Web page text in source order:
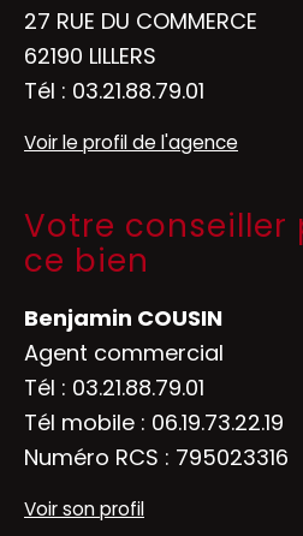
27 RUE DU COMMERCE
62190 LILLERS
Tél : 03.21.88.79.01
Voir le profil de l'agence
Votre conseiller
ce bien
Benjamin COUSIN
Agent commercial
Tél : 03.21.88.79.01
Tél mobile : 06.19.73.22.19
Numéro RCS : 795023316
Voir son profil